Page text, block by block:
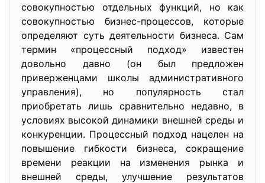
совокупностью отдельных функций, но как
совокупностью бизнес-процессов, которые
определяют суть деятельности бизнеса. Сам
термин «процессный подход» известен
довольно давно (он был предложен
приверженцами школы административного
управления), но популярность стал
приобретать лишь сравнительно недавно, в
условиях высокой динамики внешней среды и
конкуренции. Процессный подход нацелен на
повышение гибкости бизнеса, сокращение
времени реакции на изменения рынка и
внешней среды, улучшение результатов